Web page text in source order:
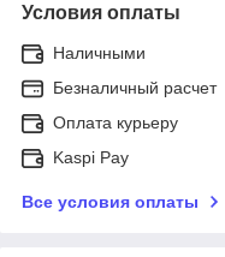
Условия оплаты
Наличными
Безналичный расчет
Оплата курьеру
Kaspi Pay
Все условия оплаты